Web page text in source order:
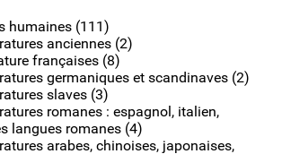
humaines (111)
anciennes (2)
françaises (8)
germaniques et scandinaves (2)
slaves (3)
romanes : espagnol, italien,
langues romanes (4)
arabes, chinoises, japonaises,